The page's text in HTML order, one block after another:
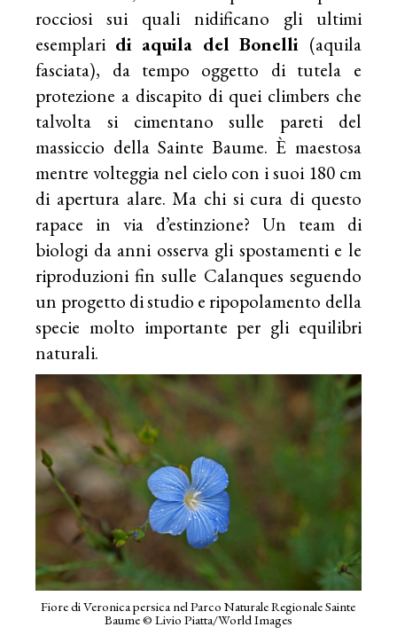
rocciosi sui quali nidificano gli ultimi
esemplari di aquila del Bonelli (aquila
fasciata), da tempo oggetto di tutela e
protezione a discapito di quei climbers che
talvolta si cimentano sulle pareti del
massiccio della Sainte Baume. È maestosa
mentre volteggia nel cielo con i suoi 180 cm
di apertura alare. Ma chi si cura di questo
rapace in via d’estinzione? Un team di
biologi da anni osserva gli spostamenti e le
riproduzioni fin sulle Calanques seguendo
un progetto di studio e ripopolamento della
specie molto importante per gli equilibri
naturali.
Fiore di Veronica persica nel Parco Naturale Regionale Sainte
Baume © Livio Piatta/World Images